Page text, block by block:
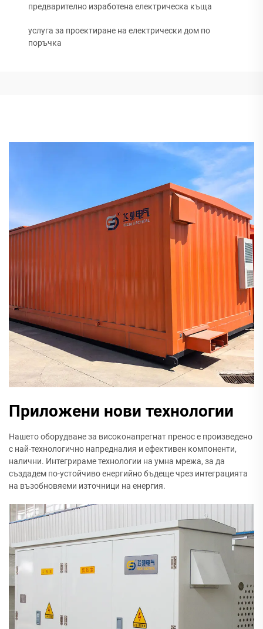
предварително изработена електрическа къща
услуга за проектиране на електрически дом по
поръчка
Приложени нови технологии
Нашето оборудване за високонапрегнат пренос е произведено
с най-технологично напредналия и ефективен компоненти,
налични. Интегрираме технологии на умна мрежа, за да
създадем по-устойчиво енергийно бъдеще чрез интеграцията
на възобновяеми източници на енергия.